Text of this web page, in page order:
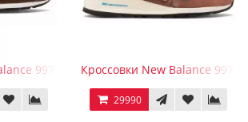
997 Made in US Elevated Basics
Кроссовки New Balance 997
29990